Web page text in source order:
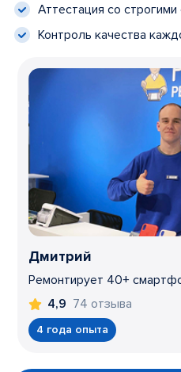
Аттестация со
Контроль качества
Дмитрий
Ремонтирует 40+
4,9 74 отзыва
4 года опыта